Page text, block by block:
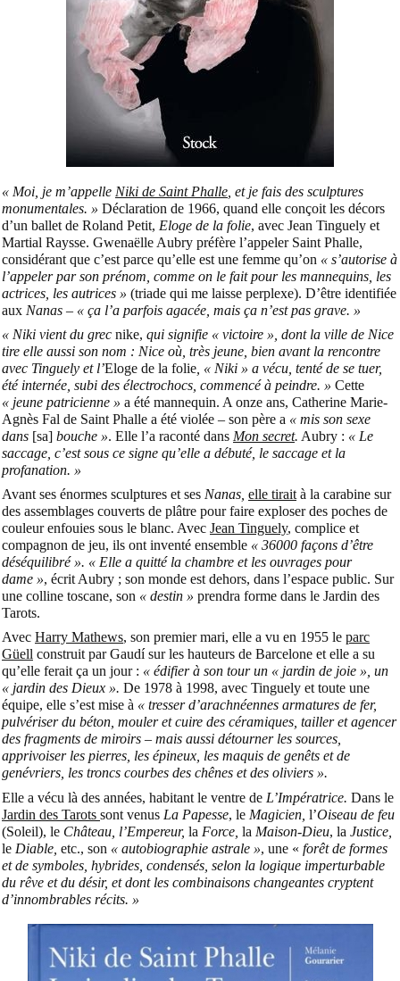
« Moi, je m’appelle Niki de Saint Phalle , et je fais des sculptures
monumentales. » Déclaration de 1966, quand elle conçoit les décors
d’un ballet de Roland Petit, Eloge de la folie, avec Jean Tinguely et
Martial Raysse. Gwenaëlle Aubry préfère l’appeler Saint Phalle,
considérant que c’est parce qu’elle est une femme qu’on « s’autorise à
l’appeler par son prénom, comme on le fait pour les mannequins, les
actrices, les autrices » (triade qui me laisse perplexe). D’être identifiée
aux Nanas – « ça l’a parfois agacée, mais ça n’est pas grave. »
« Niki vient du grec nike, qui signifie « victoire », dont la ville de Nice
tire elle aussi son nom : Nice où, très jeune, bien avant la rencontre
avec Tinguely et l’Eloge de la folie , « Niki » a vécu, tenté de se tuer,
été internée, subi des électrochocs, commencé à peindre. » Cette
« jeune patricienne » a été mannequin. A onze ans, Catherine Marie-
Agnès Fal de Saint Phalle a été violée – son père a « mis son sexe
dans [sa] bouche ». Elle l’a raconté dans Mon secret. Aubry : « Le
saccage, c’est sous ce signe qu’elle a débuté, le saccage et la
profanation. »
Avant ses énormes sculptures et ses Nanas, elle tirait à la carabine sur
des assemblages couverts de plâtre pour faire exploser des poches de
couleur enfouies sous le blanc. Avec Jean Tinguely, complice et
compagnon de jeu, ils ont inventé ensemble « 36000 façons d’être
déséquilibré ». « Elle a quitté la chambre et les ouvrages pour
dame », écrit Aubry ; son monde est dehors, dans l’espace public. Sur
une colline toscane, son « destin » prendra forme dans le Jardin des
Tarots.
Avec Harry Mathews, son premier mari, elle a vu en 1955 le parc
Güell construit parGaudísur les hauteurs de Barcelone et elle a su
qu’elle ferait ça un jour : « édifier à son tour un « jardin de joie », un
« jardin des Dieux ». De 1978 à 1998, avec Tinguely et toute une
équipe, elle s’est mise à « tresser d’arachnéennes armatures de fer,
pulvériser du béton, mouler et cuire des céramiques, tailler et agencer
des fragments de miroirs – mais aussi détourner les sources,
apprivoiser les pierres, les épineux, les maquis de genêts et de
genévriers, les troncs courbes des chênes et des oliviers ».
Elle a vécu là des années, habitant le ventre de L’Impératrice. Dans le
Jardin des Tarots sont venus La Papesse, le Magicien, l’Oiseau de feu
(Soleil), le Château, l’Empereur, la Force, la Maison-Dieu, la Justice,
le Diable, etc., son « autobiographie astrale », une « forêt de formes
et de symboles, hybrides, condensés, selon la logique imperturbable
du rêve et du désir, et dont les combinaisons changeantes cryptent
d’innombrables récits. »